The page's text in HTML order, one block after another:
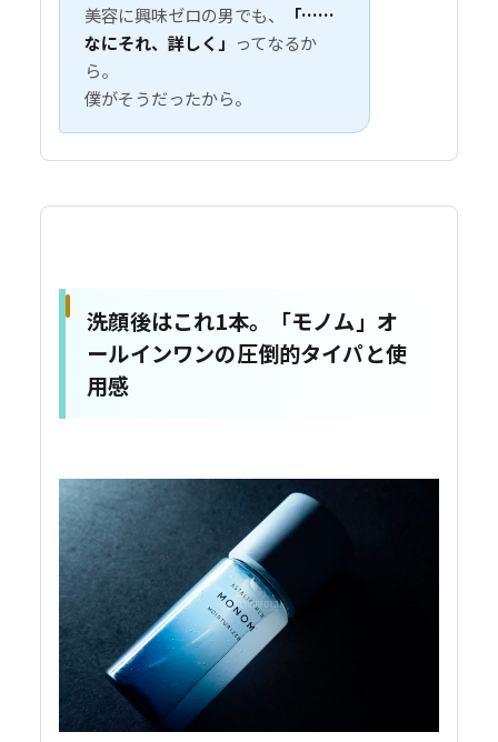
美容に興味ゼロの男でも、
「……
なにそれ、詳しく」 ってなるか
ら。
僕がそうだったから。
洗顔後はこれ1本。「モノム」オ
ールインワンの圧倒的タイパと使
用感